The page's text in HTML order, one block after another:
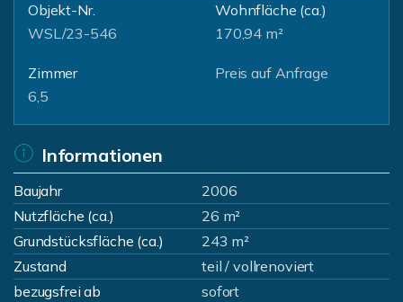
Objekt-Nr.
WSL/23-546
Wohnfläche (ca.)
170,94 m²
Zimmer
6,5
Preis auf Anfrage
Informationen
Baujahr
2006
Nutzfläche (ca.)
26 m²
Grundstücksfläche (ca.)
243 m²
Zustand
teil / vollrenoviert
bezugsfrei ab
sofort